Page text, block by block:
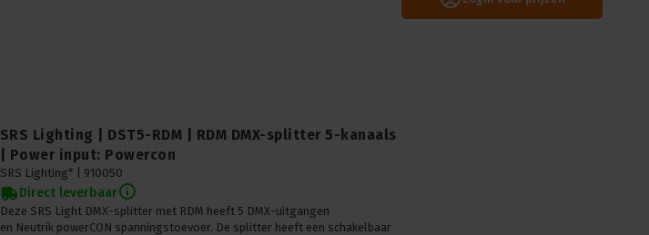
SRS Lighting | DST5-RDM | RDM DMX-splitter 5-kanaals
| Power input: Powercon
SRS Lighting* | 910050
Direct leverbaar
Deze SRS Light DMX-splitter met RDM heeft 5 DMX-uitgangen
en Neutrik powerCON spanningstoevoer. De splitter heeft een schakelbaar